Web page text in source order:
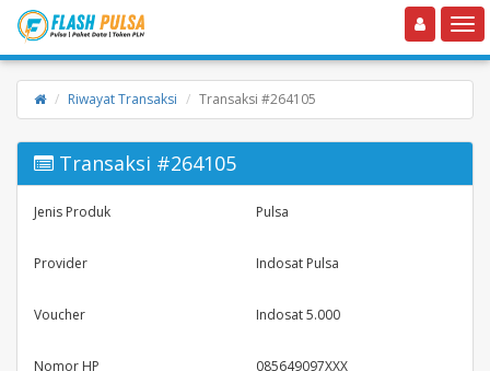
Toggle navigation
Riwayat Transaksi Transaksi #264105
Transaksi #264105
Jenis Produk Pulsa
Provider Indosat Pulsa
Voucher Indosat 5.000
Nomor HP 085649097XXX